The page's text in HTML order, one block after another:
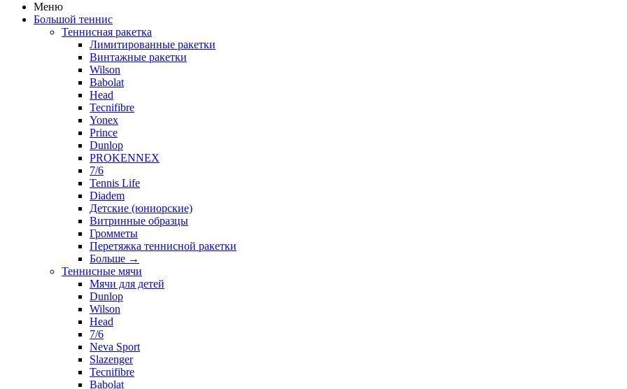
Меню
Большой теннис
Теннисная ракетка
Лимитированные ракетки
Винтажные ракетки
Wilson
Babolat
Head
Tecnifibre
Yonex
Prince
Dunlop
PROKENNEX
7/6
Tennis Life
Diadem
Детские (юниорские)
Витринные образцы
Громметы
Перетяжка теннисной ракетки
Больше →
Теннисные мячи
Мячи для детей
Dunlop
Wilson
Head
7/6
Neva Sport
Slazenger
Tecnifibre
Babolat